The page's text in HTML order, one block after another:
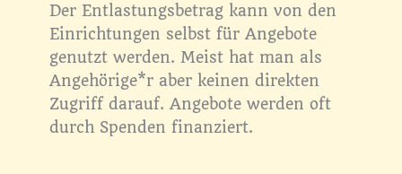
Der Entlastungsbetrag kann von den
Einrichtungen selbst für Angebote
genutzt werden. Meist hat man als
Angehörige*r aber keinen direkten
Zugriff darauf. Angebote werden oft
durch Spenden finanziert.​